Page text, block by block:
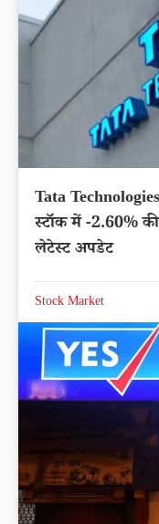
Stock Market
Tata
स्टॉक में -2.60%
लेटेस्ट अपडेट
Stock Market